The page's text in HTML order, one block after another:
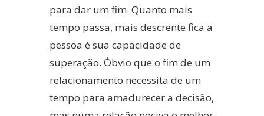
para dar um fim. Quanto mais
tempo passa, mais descrente fica a
pessoa é sua capacidade de
superação. Óbvio que o fim de um
relacionamento necessita de um
tempo para amadurecer a decisão,